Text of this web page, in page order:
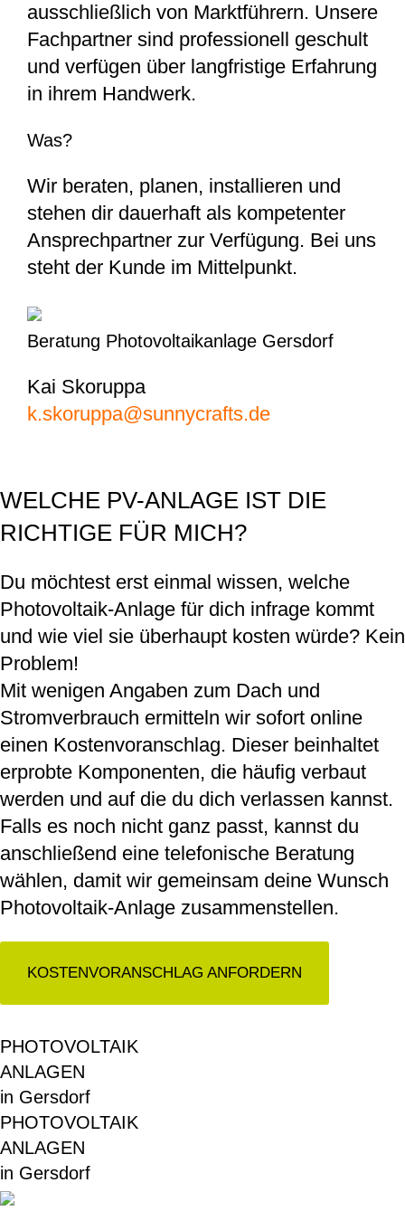
ausschließlich von Marktführern. Unsere
Fachpartner sind professionell geschult
und verfügen über langfristige Erfahrung
in ihrem Handwerk.
Was?
Wir beraten, planen, installieren und
stehen dir dauerhaft als kompetenter
Ansprechpartner zur Verfügung. Bei uns
steht der Kunde im Mittelpunkt.
Beratung Photovoltaikanlage Gersdorf
Kai Skoruppa
k.skoruppa@sunnycrafts.de
WELCHE PV-ANLAGE IST DIE
RICHTIGE FÜR MICH?
Du möchtest erst einmal wissen, welche
Photovoltaik-Anlage für dich infrage kommt
und wie viel sie überhaupt kosten würde? Kein
Problem!
Mit wenigen Angaben zum Dach und
Stromverbrauch ermitteln wir sofort online
einen Kostenvoranschlag. Dieser beinhaltet
erprobte Komponenten, die häufig verbaut
werden und auf die du dich verlassen kannst.
Falls es noch nicht ganz passt, kannst du
anschließend eine telefonische Beratung
wählen, damit wir gemeinsam deine Wunsch
Photovoltaik-Anlage zusammenstellen.
KOSTENVORANSCHLAG ANFORDERN
PHOTOVOLTAIK
ANLAGEN
in Gersdorf
PHOTOVOLTAIK
ANLAGEN
in Gersdorf